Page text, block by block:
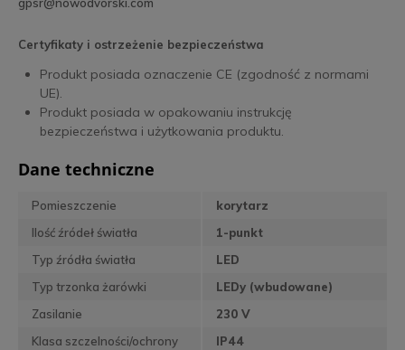
Certyfikaty i ostrzeżenie bezpieczeństwa
Produkt posiada oznaczenie CE (zgodność z normami
UE).
Produkt posiada w opakowaniu instrukcję
bezpieczeństwa i użytkowania produktu.
Dane techniczne
Pomieszczenie
korytarz
Ilość źródeł światła
1-punkt
Typ źródła światła
LED
Typ trzonka żarówki
LEDy (wbudowane)
Zasilanie
230 V
Klasa szczelności/ochrony
IP44